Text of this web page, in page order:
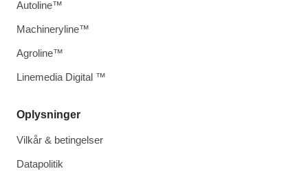
Oplysninger
Vilkår & betingelser
Datapolitik
Autoline™
Machineryline™
Agroline™
Linemedia Digital ™